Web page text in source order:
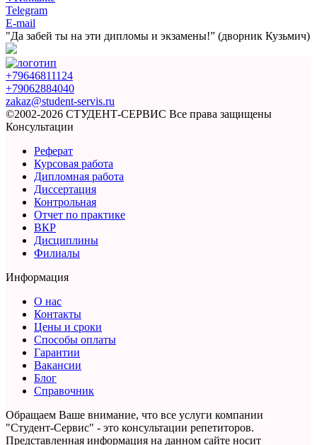
Telegram
E-mail
"Да забей ты на эти дипломы и экзамены!” (дворник Кузьмич)
+79646811124
+79062884040
zakaz@student-servis.ru
©2002-2026 СТУДЕНТ-СЕРВИС Все права защищены
Консультации
Реферат
Курсовая работа
Дипломная работа
Диссертация
Контрольная
Отчет по практике
ВКР
Дисциплины
Филиалы
Информация
О нас
Контакты
Цены и сроки
Способы оплаты
Гарантии
Вакансии
Блог
Справочник
Обращаем Ваше внимание, что все услуги компании
"Студент-Сервис" - это консультации репетиторов.
Представленная информация на данном сайте носит